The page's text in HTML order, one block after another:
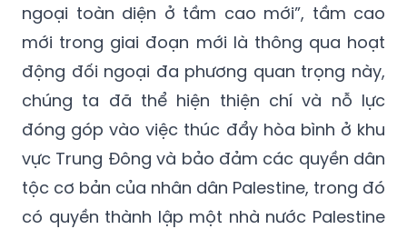
ngoại toàn diện ở tầm cao mới”, tầm cao
mới trong giai đoạn mới là thông qua hoạt
động đối ngoại đa phương quan trọng này,
chúng ta đã thể hiện thiện chí và nỗ lực
đóng góp vào việc thúc đẩy hòa bình ở khu
vực Trung Đông và bảo đảm các quyền dân
tộc cơ bản của nhân dân Palestine, trong đó
có quyền thành lập một nhà nước Palestine